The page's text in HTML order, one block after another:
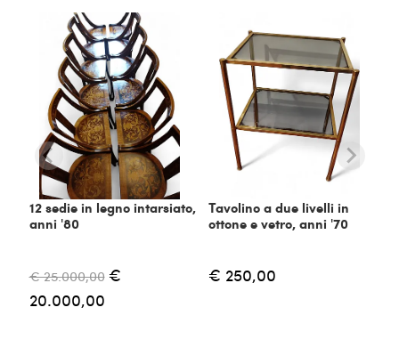
12 sedie in legno intarsiato,
anni '80
€ 25.000,00 €
20.000,00
Tavolino a due livelli in
ottone e vetro, anni '70
€ 250,00